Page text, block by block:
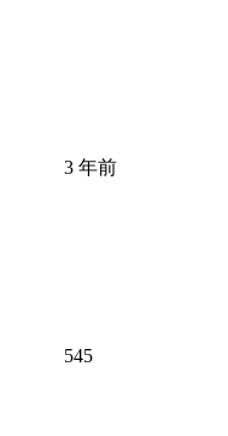
3 年前
545